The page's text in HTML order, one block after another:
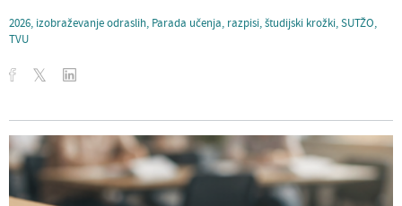
2026, izobraževanje odraslih, Parada učenja, razpisi,študijski krožki,SUTŽO,
TVU